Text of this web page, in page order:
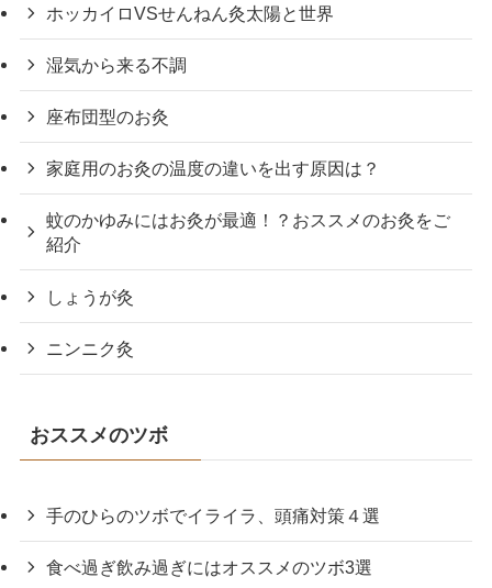
ホッカイロVSせんねん灸太陽と世界
湿気から来る不調
座布団型のお灸
家庭用のお灸の温度の違いを出す原因は？
蚊のかゆみにはお灸が最適！？おススメのお灸をご
紹介
しょうが灸
ニンニク灸
おススメのツボ
手のひらのツボでイライラ、頭痛対策４選
食べ過ぎ飲み過ぎにはオススメのツボ3選